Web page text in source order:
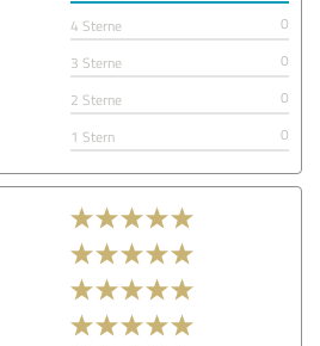
4 Sterne
0
3 Sterne
0
2 Sterne
0
1 Stern
0